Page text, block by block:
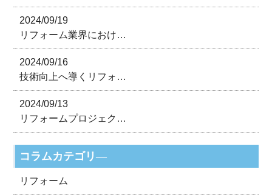
2024/09/19
リフォーム業界におけ…
2024/09/16
技術向上へ導くリフォ…
2024/09/13
リフォームプロジェク…
コラムカテゴリ―
リフォーム